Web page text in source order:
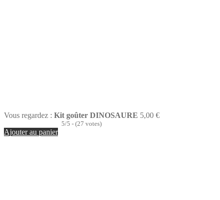
Vous regardez : Kit goûter DINOSAURE 5,00 €
5/5 - (27 votes)
Ajouter au panier